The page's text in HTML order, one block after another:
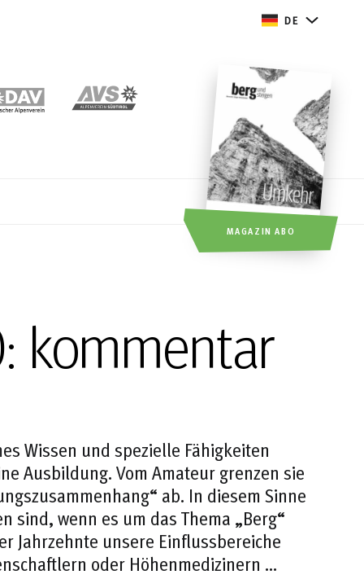
DE
MAGAZIN ABO
kommentar
Wissen und spezielle Fähigkeiten
Ausbildung. Vom Amateur grenzen sie
ab. In diesem Sinne
wenn es um das Thema „Berg“
Jahrzehnte unsere Einflussbereiche
oder Höhenmedizinern …